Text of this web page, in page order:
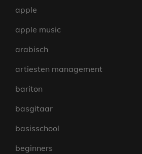
apple
apple music
arabisch
artiesten management
bariton
basgitaar
basisschool
beginners